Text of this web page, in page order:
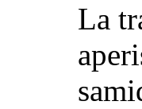
La